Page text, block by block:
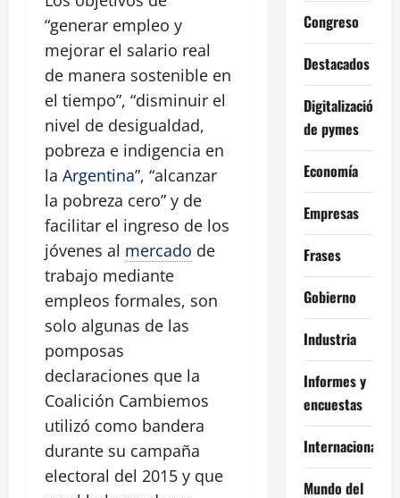
“generar empleo y
mejorar el salario real
de manera sostenible en
el tiempo”, “disminuir el
nivel de desigualdad,
pobreza e indigencia en
la Argentina”, “alcanzar
la pobreza cero” y de
facilitar el ingreso de los
jóvenes al mercado de
trabajo mediante
empleos formales, son
solo algunas de las
pomposas
declaraciones que la
Coalición Cambiemos
utilizó como bandera
durante su campaña
electoral del 2015 y que
Congreso
Destacados
Digitalización
de pymes
Economía
Empresas
Frases
Gobierno
Industria
Informes y
encuestas
Internacional
Mundo del